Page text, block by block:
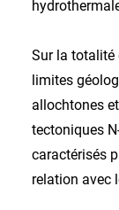
Sur la totalité
limites
allochtones
tectoniques
caractérisés
relation avec